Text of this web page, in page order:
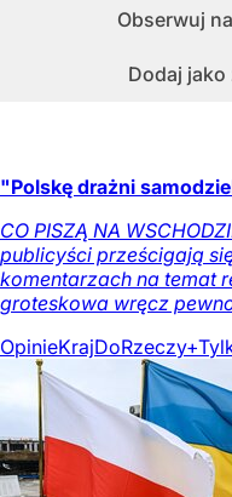
Obserwuj
Dodaj jako
"Polskę drażni
CO PISZĄ NA
publicyści prześcigają
komentarzach na temat
groteskowa wręcz
OpinieKrajDoRzeczy+